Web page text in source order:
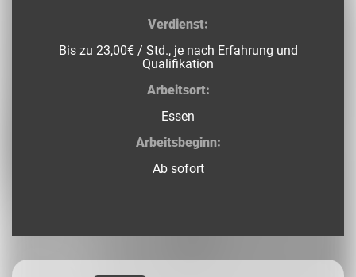
Verdienst:
Bis zu 23,00€ / Std., je nach Erfahrung und
Qualifikation
Arbeitsort:
Essen
Arbeitsbeginn:
Ab sofort